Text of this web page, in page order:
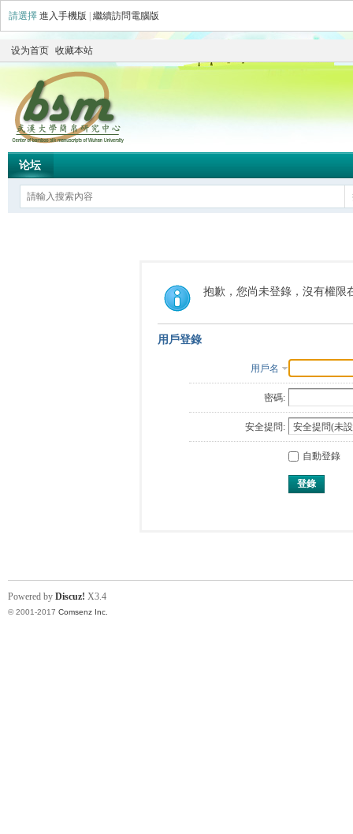
請選擇 進入手機版 繼續訪問電腦版
设为首页 收藏本站
论坛
抱歉，您尚未登錄，沒有權限
用戶登錄
用戶名
密碼:
安全提問:
自動登錄
登錄
Powered by Discuz! X3.4
© 2001-2017 Comsenz Inc.